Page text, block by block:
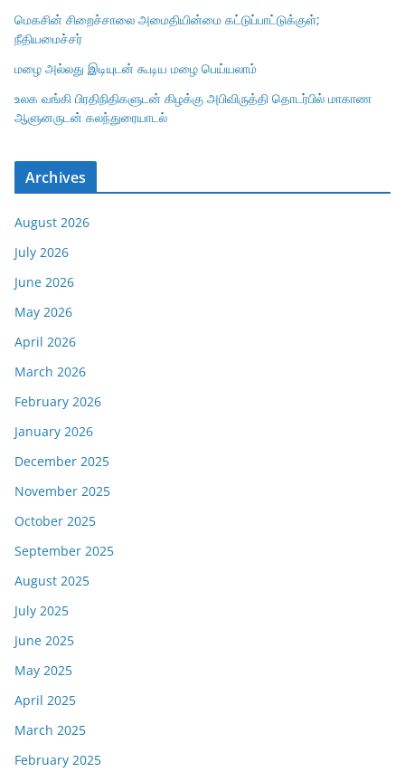
மெகசின் சிறைச்சாலை அமைதியின்மை கட்டுப்பாட்டுக்குள்;
நீதியமைச்சர்
மழை அல்லது இடியுடன் கூடிய மழை பெய்யலாம்
உலக வங்கி பிரதிநிதிகளுடன் கிழக்கு அபிவிருத்தி தொடர்பில் மாகாண
ஆளுனருடன் கலந்துரையாடல்
Archives
August 2026
July 2026
June 2026
May 2026
April 2026
March 2026
February 2026
January 2026
December 2025
November 2025
October 2025
September 2025
August 2025
July 2025
June 2025
May 2025
April 2025
March 2025
February 2025